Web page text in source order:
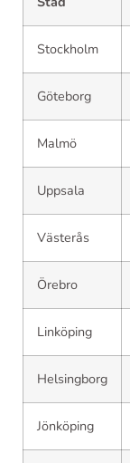
Stockholm
Göteborg
Malmö
Uppsala
Västerås
Örebro
Linköping
Helsingborg
Jönköping